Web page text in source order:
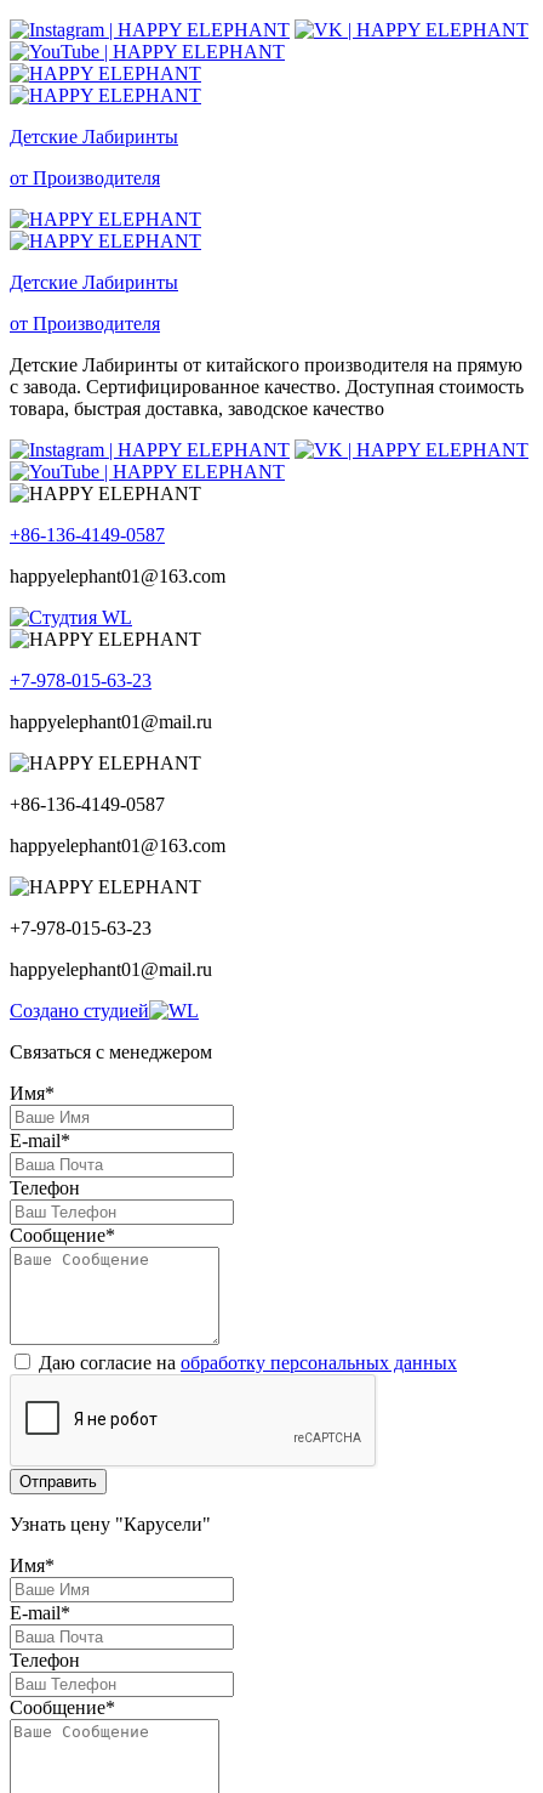
Детские Лабиринты
от Производителя
Детские Лабиринты
от Производителя
Детские Лабиринты от китайского производителя на прямую
с завода. Сертифицированное качество. Доступная стоимость
товара, быстрая доставка, заводское качество
+86-136-4149-0587
happyelephant01@163.com
+7-978-015-63-23
happyelephant01@mail.ru
+86-136-4149-0587
happyelephant01@163.com
+7-978-015-63-23
happyelephant01@mail.ru
Создано студией
Связаться с менеджером
Имя*
E-mail*
Телефон
Сообщение*
Даю согласие на обработку персональных данных
Отправить
Узнать цену "Карусели"
Имя*
E-mail*
Телефон
Сообщение*